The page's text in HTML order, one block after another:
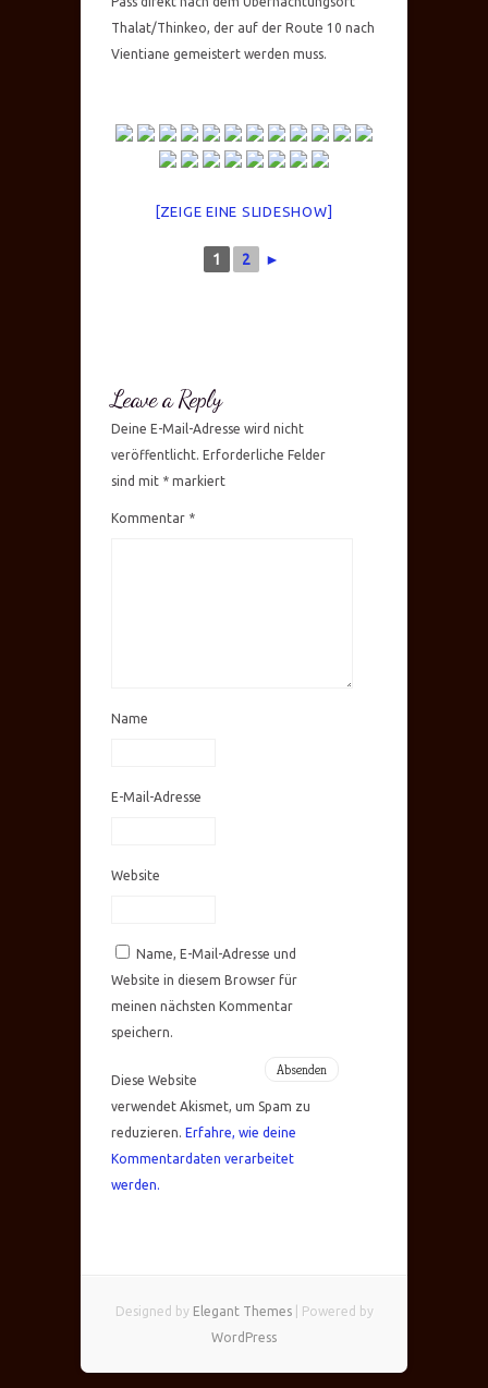
Thalat/Thinkeo, der auf der Route 10 nach
Vientiane gemeistert werden muss.
[ZEIGE EINE SLIDESHOW]
1 2 ►
Leave a Reply
Deine E-Mail-Adresse wird nicht
veröffentlicht. Erforderliche Felder
sind mit * markiert
Kommentar *
Name
E-Mail-Adresse
Website
Name, E-Mail-Adresse und
Website in diesem Browser für
meinen nächsten Kommentar
speichern.
Diese Website
verwendet Akismet, um Spam zu
reduzieren. Erfahre, wie deine
Kommentardaten verarbeitet
werden.
Designed by Elegant Themes| Powered by
WordPress